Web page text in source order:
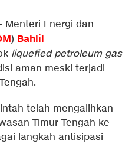
Menteri Energi dan
) Bahlil
liquefied petroleum gas
aman meski terjadi
telah mengalihkan
Timur Tengah ke
langkah antisipasi